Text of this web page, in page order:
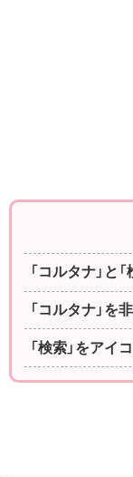
「コルタナ」と
「コルタナ」を
「検索」をアイ